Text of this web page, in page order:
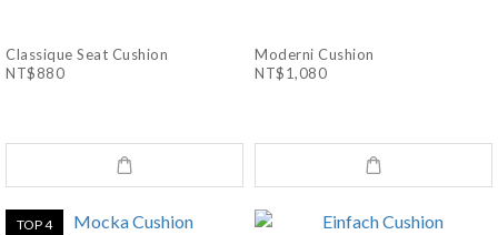
Classique Seat Cushion
NT$880
Moderni Cushion
NT$1,080
TOP 4